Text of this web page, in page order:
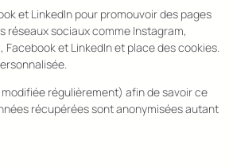
et LinkedIn pour promouvoir des pages
réseaux sociaux comme Instagram,
et LinkedIn et place des cookies.
régulièrement) afin de savoir ce
récupérées sont anonymisées autant